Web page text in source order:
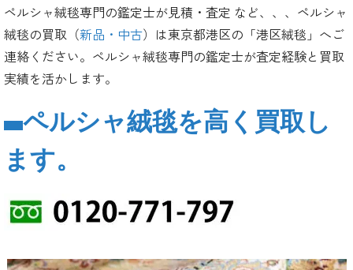
ペルシャ絨毯専門の鑑定士が見積・査定 など、、、ペルシャ
絨毯の買取（新品・中古）は東京都港区の「港区絨毯」へご
連絡ください。ペルシャ絨毯専門の鑑定士が査定経験と買取
実績を活かします。
ペルシャ絨毯を高く買取し
ます。